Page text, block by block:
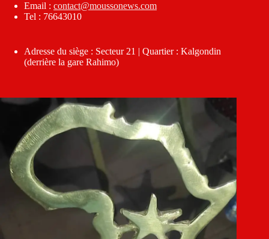
Email : contact@moussonews.com
Tel : 76643010
Adresse du siège : Secteur 21 | Quartier : Kalgondin
(derrière la gare Rahimo)